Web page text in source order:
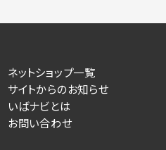
ネットショップ一覧
サイトからのお知らせ
いばナビとは
お問い合わせ